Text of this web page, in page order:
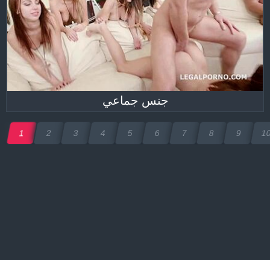
جنس جماعي
1 2 3 4 5 6 7 8 9